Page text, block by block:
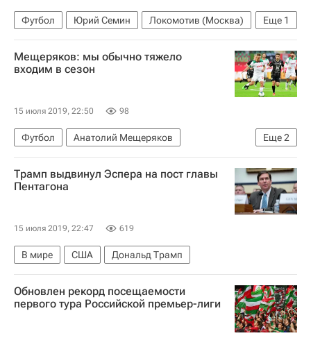
Еще 1
Футбол Юрий Семин
Локомотив (Москва)
Рубин
Мещеряков: мы обычно тяжело
входим в сезон
15 июля 2019, 22:50 98
Еще2
Футбол
Анатолий Мещеряков
Локомотив (Москва)
Рубин
Трамп выдвинул Эспера на пост главы
Пентагона
15 июля 2019, 22:47 619
В мире США Дональд Трамп
Обновлен рекорд посещаемости
первого тура Российской премьер-лиги